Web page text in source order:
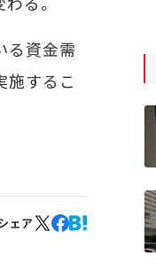
る資金需
施するこ
ェア